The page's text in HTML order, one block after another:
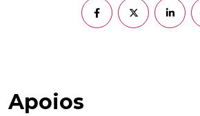
Apoios